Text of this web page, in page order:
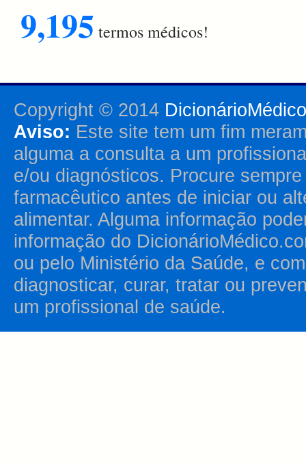
9,195 termos médicos!
Copyright © 2014
Aviso: Este site tem um fim
alguma a consulta a um
e/ou diagnósticos. Procure
farmacêutico antes de iniciar ou
alimentar. Alguma informação
informação do
ou pelo Ministério da Saúde, e
diagnosticar, curar, tratar ou
um profissional de saúde.